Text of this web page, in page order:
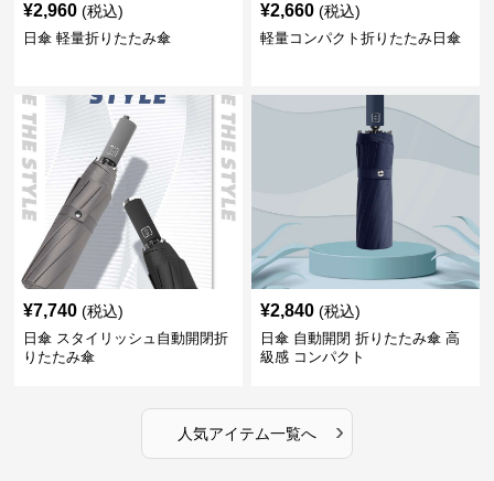
¥2,960 (税込)
日傘 軽量折りたたみ傘
¥2,660 (税込)
軽量コンパクト折りたたみ日傘
¥7,740 (税込)
日傘 スタイリッシュ自動開閉折
りたたみ傘
¥2,840 (税込)
日傘 自動開閉 折りたたみ傘 高
級感 コンパクト
人気アイテム一覧へ ›